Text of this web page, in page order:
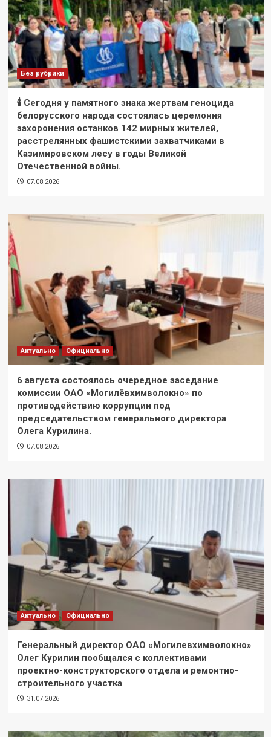
Без рубрики
🕯 Сегодня у памятного знака жертвам геноцида
белорусского народа состоялась церемония
захоронения останков 142 мирных жителей,
расстрелянных фашистскими захватчиками в
Казимировском лесу в годы Великой
Отечественной войны.
07.08.2026
Актуально Официально
6 августа состоялось очередное заседание
комиссии ОАО «Могилёвхимволокно» по
противодействию коррупции под
председательством генерального директора
Олега Курилина.
07.08.2026
Актуально Официально
Генеральный директор ОАО «Могилевхимволокно»
Олег Курилин пообщался с коллективами
проектно-конструкторского отдела и ремонтно-
строительного участка
31.07.2026